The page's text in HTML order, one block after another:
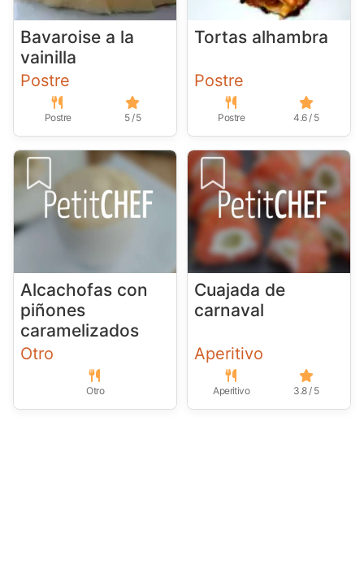
Bavaroise a la
vainilla
Postre
Postre 5 / 5
Tortas alhambra
Postre
Postre 4.6 / 5
Alcachofas con
piñones
caramelizados
Otro
Otro
Cuajada de
carnaval
Aperitivo
Aperitivo 3.8 / 5